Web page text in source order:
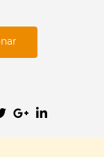
para uma
a nossa
a partir dos quais
, a psicóloga e